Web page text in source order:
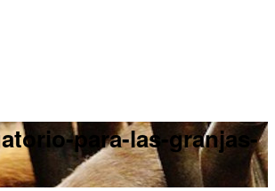
para-las-granjas-